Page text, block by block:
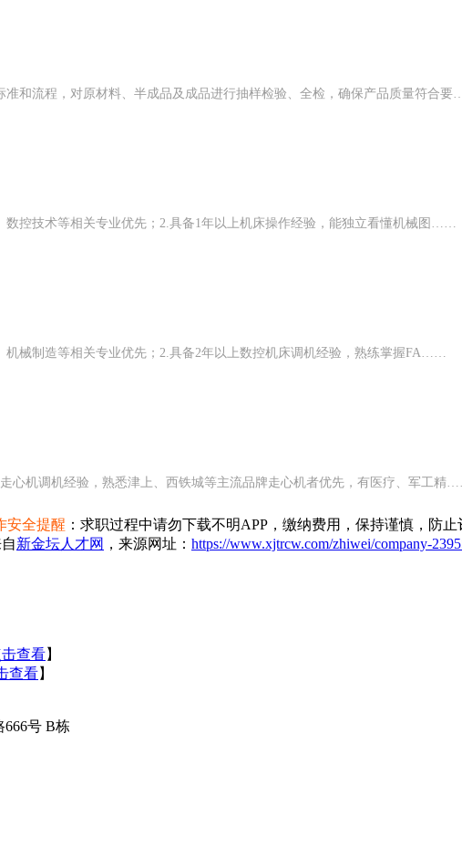
准和流程，对原材料、半成品及成品进行抽样检验、全检，确保产品质量符合要
数控技术等相关专业优先；2.具备1年以上机床操作经验，能独立看懂机械图……
机械制造等相关专业优先；2.具备2年以上数控机床调机经验，熟练掌握FA……
心机调机经验，熟悉津上、西铁城等主流品牌走心机者优先，有医疗、军工精
安全提醒 ：求职过程中请勿下载不明APP，缴纳费用，保持谨慎，防
新金坛人才网 ，来源网址： https://www.xjtrcw.com/zhiwei/company-
击查看】
查看】
号 B栋